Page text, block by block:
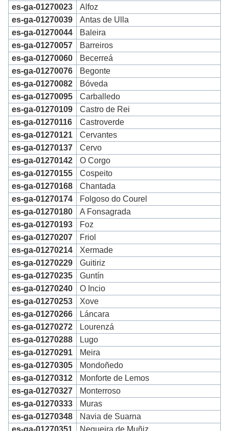
es-ga-01270023
Alfoz
es-ga-01270039
Antas de Ulla
es-ga-01270044
Baleira
es-ga-01270057
Barreiros
es-ga-01270060
Becerreá
es-ga-01270076
Begonte
es-ga-01270082
Bóveda
es-ga-01270095
Carballedo
es-ga-01270109
Castro de Rei
es-ga-01270116
Castroverde
es-ga-01270121
Cervantes
es-ga-01270137
Cervo
es-ga-01270142
O Corgo
es-ga-01270155
Cospeito
es-ga-01270168
Chantada
es-ga-01270174
Folgoso do Courel
es-ga-01270180
A Fonsagrada
es-ga-01270193
Foz
es-ga-01270207
Friol
es-ga-01270214
Xermade
es-ga-01270229
Guitiriz
es-ga-01270235
Guntín
es-ga-01270240
O Incio
es-ga-01270253
Xove
es-ga-01270266
Láncara
es-ga-01270272
Lourenzá
es-ga-01270288
Lugo
es-ga-01270291
Meira
es-ga-01270305
Mondoñedo
es-ga-01270312
Monforte de Lemos
es-ga-01270327
Monterroso
es-ga-01270333
Muras
es-ga-01270348
Navia de Suarna